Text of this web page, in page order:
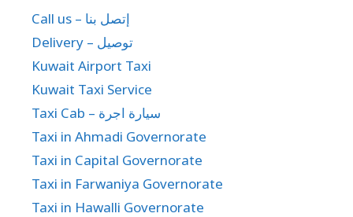
Call us – إتصل بنا
Delivery – توصيل
Kuwait Airport Taxi
Kuwait Taxi Service
Taxi Cab – سيارة اجرة
Taxi in Ahmadi Governorate
Taxi in Capital Governorate
Taxi in Farwaniya Governorate
Taxi in Hawalli Governorate